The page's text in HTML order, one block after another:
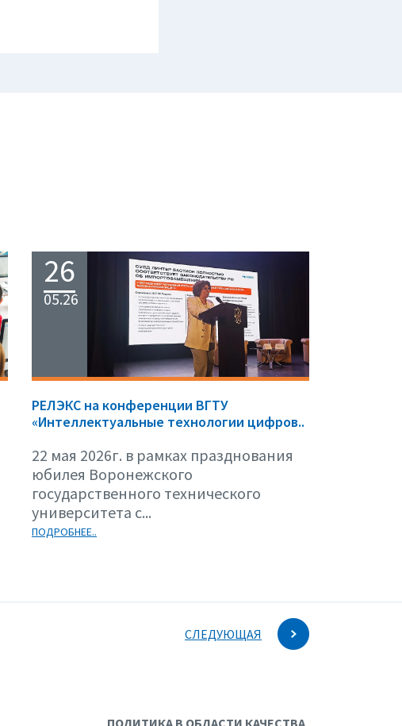
26
05.26
РЕЛЭКС на конференции ВГТУ
«Интеллектуальные технологии цифров..
22 мая 2026г. в рамках празднования
юбилея Воронежского
государственного технического
университета с...
ПОДРОБНЕЕ..
СЛЕДУЮЩАЯ
ПОЛИТИКА В ОБЛАСТИ КАЧЕСТВА